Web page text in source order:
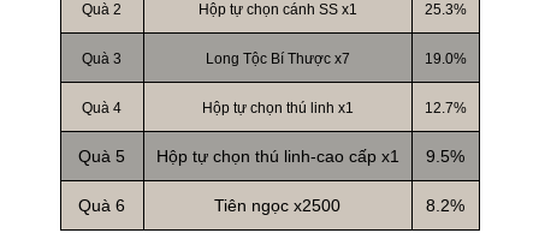
Quà 2 Hộp tự chọn cánh SS x1 25.3%
Quà 3 Long Tộc Bí Thược x7 19.0%
Quà 4 Hộp tự chọn thú linh x1 12.7%
Quà 5 Hộp tự chọn thú linh-cao cấp x1 9.5%
Quà 6 Tiên ngọc x2500 8.2%